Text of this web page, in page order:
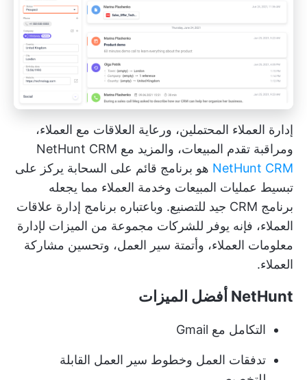
إدارة العملاء المحتملين، ورعاية العلاقات مع العملاء،
ومراقبة تقدم المبيعات، والمزيد مع NetHunt CRM
NetHunt CRM هو برنامج قائم على السحابة يركز على
تبسيط عمليات المبيعات وخدمة العملاء مما يجعله
برنامج CRM جيد للتصنيع. وباعتباره برنامج إدارة علاقات
العملاء، فإنه يوفر للشركات مجموعة من الميزات لإدارة
معلومات العملاء، وأتمتة سير العمل، وتحسين مشاركة
العملاء.
NetHunt أفضل الميزات
التكامل مع Gmail
تدفقات العمل وخطوط سير العمل القابلة